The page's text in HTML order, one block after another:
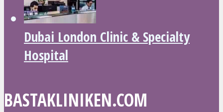
Dubai London Clinic & Specialty
Hospital
BASTAKLINIKEN.COM